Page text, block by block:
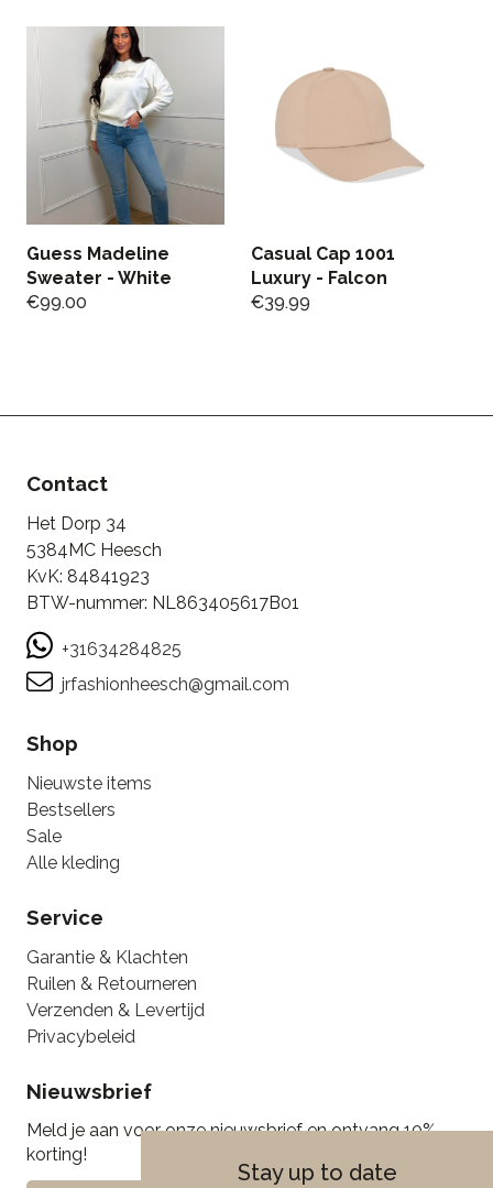
Guess Madeline
Sweater - White
€99.00
Casual Cap 1001
Luxury - Falcon
€39.99
Stay up to date
Contact
Het Dorp 34
5384MC Heesch
KvK: 84841923
BTW-nummer: NL863405617B01
+31634284825
jrfashionheesch@gmail.com
Shop
Nieuwste items
Bestsellers
Sale
Alle kleding
Service
Garantie & Klachten
Ruilen & Retourneren
Verzenden & Levertijd
Privacybeleid
Nieuwsbrief
Meld je aan voor onze nieuwsbrief en ontvang 10%
korting!